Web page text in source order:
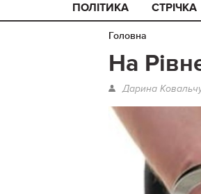
ПОЛІТИКА СТРІЧКА
Головна
На
Дарина